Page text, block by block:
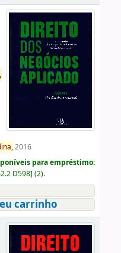
2016
para empréstimo:
D598] (2).
carrinho